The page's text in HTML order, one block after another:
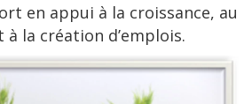
en appui à la croissance, au
à la création d’emplois.